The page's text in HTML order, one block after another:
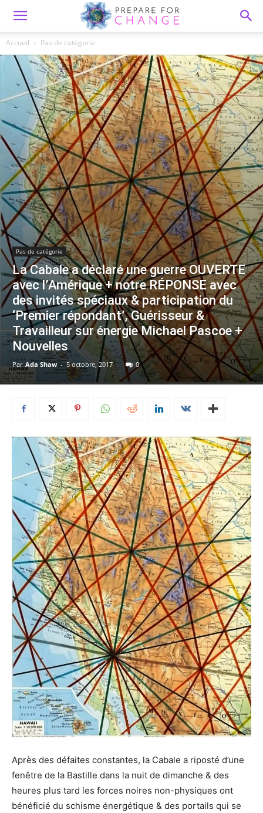
Accueil Pas de catégorie
Pas de catégorie
La Cabale a déclaré une guerre OUVERTE
avec l’Amérique + notre RÉPONSE avec
des invités spéciaux & participation du
‘Premier répondant’, Guérisseur &
Travailleur sur énergie Michael Pascoe +
Nouvelles
Par Ada Shaw - 5 octobre, 2017 0
Après des défaites constantes, la Cabale a riposté d’une
fenêtre de la Bastille dans la nuit de dimanche & des
heures plus tard les forces noires non-physiques ont
bénéficié du schisme énergétique & des portails qui se